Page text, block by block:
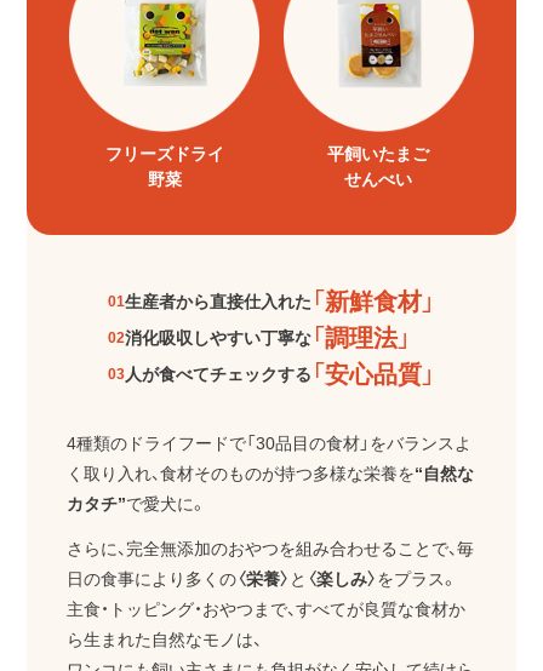
フリーズドライ
野菜
平飼いたまご
せんべい
01生産者から直接仕入れた「新鮮食材」
02消化吸収しやすい丁寧な「調理法」
03人が食べてチェックする 「安心品質」
4種類のドライフードで「30品目の食材」をバランスよ
く取り入れ、食材そのものが持つ多様な栄養を“自然な
カタチ”で愛犬に。
さらに、完全無添加のおやつを組み合わせることで、毎
日の食事により多くの〈栄養〉 と 〈楽しみ〉をプラス。
主食・トッピング・おやつまで、すべてが良質な食材か
ら生まれた自然なモノは、